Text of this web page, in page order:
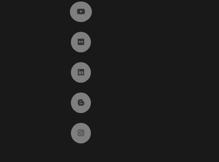
Ir a YouTube (abre en ventana nueva)
Ir a Flickr (abre en ventana nueva)
Ir a Linkedin (abre en ventana nueva)
Ir al Blog (abre en ventana nueva)
Ir a Instagram (abre en ventana nueva)